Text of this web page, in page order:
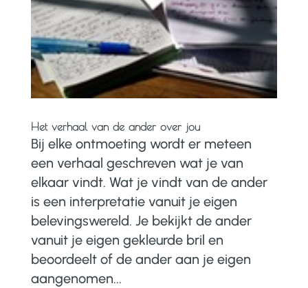
Het verhaal van de ander over jou
Bij elke ontmoeting wordt er meteen
een verhaal geschreven wat je van
elkaar vindt. Wat je vindt van de ander
is een interpretatie vanuit je eigen
belevingswereld. Je bekijkt de ander
vanuit je eigen gekleurde bril en
beoordeelt of de ander aan je eigen
aangenomen...